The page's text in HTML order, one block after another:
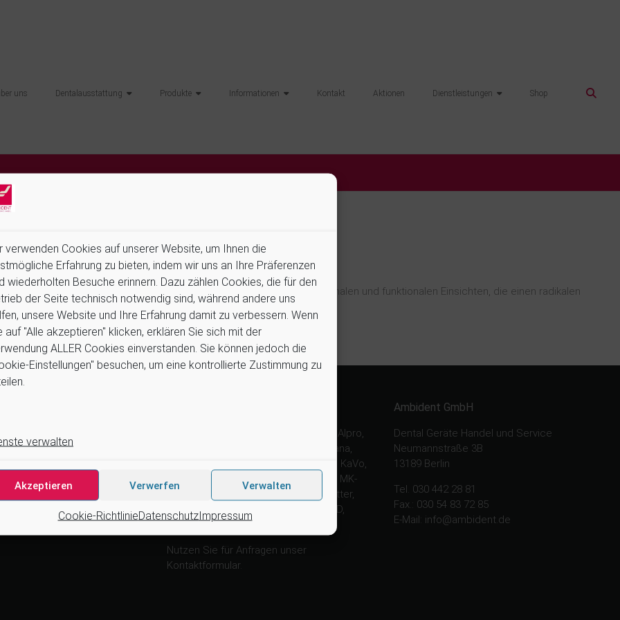
verwenden Cookies auf unserer Website, um Ihnen die
Erfahrung zu bieten, indem wir uns an Ihre Präferenzen
wiederholten Besuche erinnern. Dazu zählen Cookies, die für den
der Seite technisch notwendig sind, während andere uns
unsere Website und Ihre Erfahrung damit zu verbessern. Wenn
auf "Alle akzeptieren" klicken, erklären Sie sich mit der
ALLER Cookies einverstanden. Sie können jedoch die
Einstellungen" besuchen, um eine kontrollierte Zustimmung zu
verwalten
Akzeptieren Verwerfen Verwalten
Cookie-RichtlinieDatenschutzImpressum
uns Dentalausstattung Produkte Informationen Kontakt Aktionen Dienstleistungen Shop
Das Design der Astra Möbelzeile INEUS ist eine Synthese aus formalen und funktionalen Einsichten, die einen radikalen
erfüllen wir den Wunsch nach einem stilvollen Arbeitsplatz, der
4tek, Acteon, Ancar, A-dec, Adenysy, Alpro,
Astra, Belmont, Bien Air, Cattani, Chirana,
DCI, Dürr, ETI, Euronda, Faro, Gcomm, KaVo,
Medentex, Melag, Midmark, Metasys, MK-
Dent, NSK, OMS, Ophardt Hygiene, Ritter,
Satelec, Scican, Simple & Smart, TKD,
Velopex, u.v.m
Nutzen Sie für Anfragen unser
Kontaktformular.
Ambident GmbH
Dental Geräte Handel und Service
Neumannstraße 3B
13189 Berlin
Tel. 030 442 28 81
Fax.: 030 54 83 72 85
E-Mail: info@ambident.de